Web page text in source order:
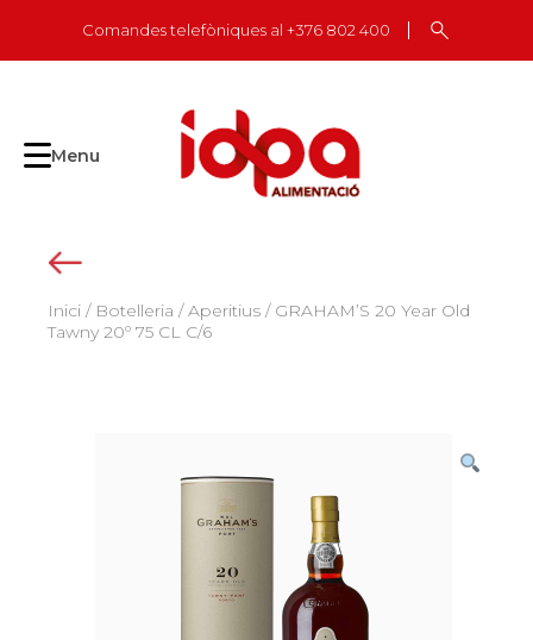
content
Comandes telefòniques al +376 802 400
Menu
Inici / Botelleria /Aperitius / GRAHAM’S 20 Year Old
Tawny 20º 75 CL C/6